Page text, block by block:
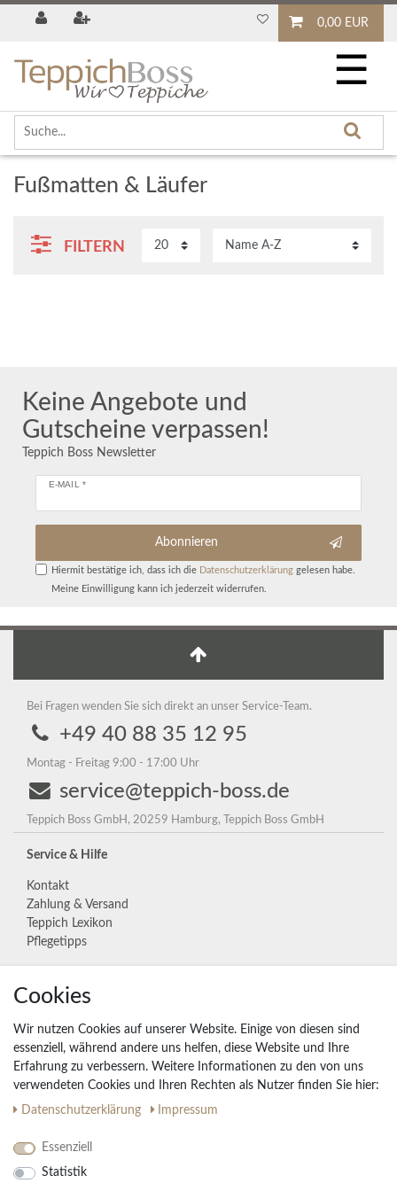
0,00 EUR
☰
Fußmatten & Läufer
FILTERN
Keine Angebote und
Gutscheine verpassen!
Teppich Boss Newsletter
E-MAIL *
Abonnieren
Hiermit bestätige ich, dass ich die Daten­schutz­erklärunggelesen habe.
Meine Einwilligung kann ich jederzeit widerrufen.
Bei Fragen wenden Sie sich direkt an unser Service-Team.
+49 40 88 35 12 95
Montag - Freitag 9:00 - 17:00 Uhr
service@teppich-boss.de
Teppich Boss GmbH, 20259 Hamburg, Teppich Boss GmbH
Service & Hilfe
Kontakt
Zahlung & Versand
Teppich Lexikon
Pflegetipps
Unternehmen
Widerrufs­recht
Vertrag widerrufen
Impressum
Daten­schutz­erklärung
AGB
Ihre Vorteile
Cookies
Wir nutzen Cookies auf unserer Website. Einige von diesen sind
essenziell, während andere uns helfen, diese Website und Ihre
Erfahrung zu verbessern. Weitere Informationen zu den von uns
verwendeten Cookies und Ihren Rechten als Nutzer finden Sie hier:
Daten­schutz­erklärung
Impressum
Essenziell
Statistik